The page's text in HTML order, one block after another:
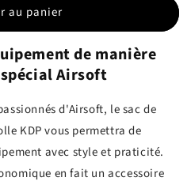
au panier
de manière
Airsoft
d'Airsoft, le sac de
KDP vous permettra de
avec style et praticité.
en fait un accessoire